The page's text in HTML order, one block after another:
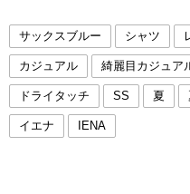
サックスブルー シャツ
カジュアル 綺麗目カジュア
ドライタッチ SS 夏
イエナ IENA